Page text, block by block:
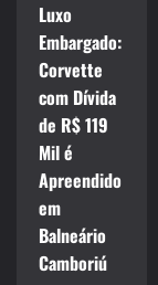
Luxo
Embargado:
Corvette
com Dívida
de R$ 119
Mil é
Apreendido
em
Balneário
Camboriú